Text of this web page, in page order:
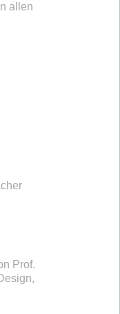
allen
Prof.